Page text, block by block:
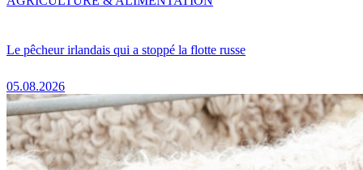
Le pêcheur irlandais qui a stoppé la flotte russe
05.08.2026